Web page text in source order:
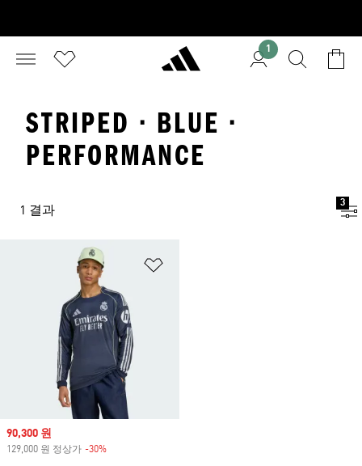
1
STRIPED · BLUE ·
PERFORMANCE
1 결과
3
Sale price
90,300 원
129,000 원 정상가 -30%